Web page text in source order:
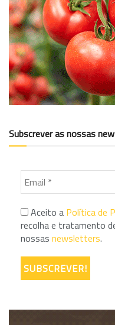
Subscrever as nossas
Aceito a Política de
recolha e tratamento
nossas newsletters.